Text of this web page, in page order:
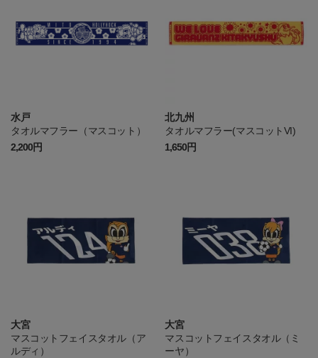
水戸
タオルマフラー（マスコット）
2,200円
北九州
タオルマフラー(マスコットVI)
1,650円
大宮
マスコットフェイスタオル（ア
ルディ）
大宮
マスコットフェイスタオル（ミ
ーヤ）